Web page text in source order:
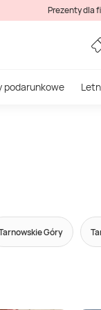
Prezenty dla
podarunkowe
Góry